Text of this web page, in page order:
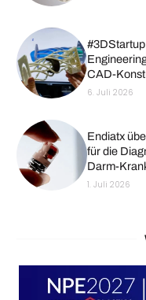
CAD-
6. Juli 2026
Endiatx
für die
Darm-
1. Juli 2026